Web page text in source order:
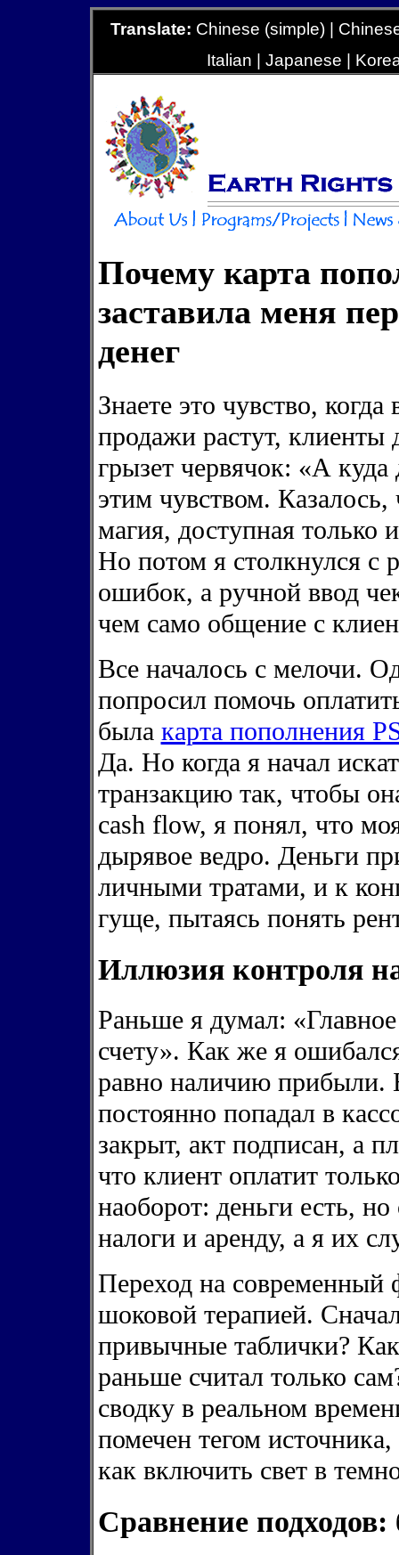
Translate: Chinese (simple) |
Italian | Japanese |
Почему карта
заставила меня
денег
Знаете это чувство,
продажи растут, клиенты
грызет червячок: «А
этим чувством.
магия, доступная только
Но потом я столкнулся с
ошибок, а ручной ввод
чем само общение с
Все началось с мелочи.
попросил помочь
была карта пополнения
Да. Но когда я начал
транзакцию так, чтобы
cash flow, я понял, что
дырявое ведро. Деньги
личными тратами, и к
гуще, пытаясь понять
Иллюзия контроля
Раньше я думал:
счету». Как же я
равно наличию прибыли.
постоянно попадал в
закрыт, акт подписан, а
что клиент оплатит
наоборот: деньги есть,
налоги и аренду, а я их
Переход на современный
шоковой терапией.
привычные таблички?
раньше считал только
сводку в реальном
помечен тегом
как включить свет в
Сравнение